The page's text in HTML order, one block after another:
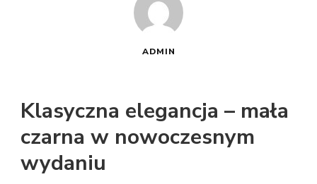
ADMIN
Klasyczna elegancja – mała
czarna w nowoczesnym
wydaniu